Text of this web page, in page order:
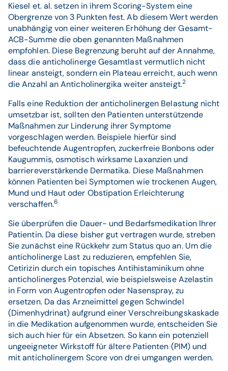
Kiesel et. al. setzen in ihrem Scoring-System eine
Obergrenze von 3 Punkten fest. Ab diesem Wert werden
unabhängig von einer weiteren Erhöhung der Gesamt-
ACB-Summe die oben genannten Maßnahmen
empfohlen. Diese Begrenzung beruht auf der Annahme,
dass die anticholinerge Gesamtlast vermutlich nicht
linear ansteigt, sondern ein Plateau erreicht, auch wenn
die Anzahl an Anticholinergika weiter ansteigt.2
Falls eine Reduktion der anticholinergen Belastung nicht
umsetzbar ist, sollten den Patienten unterstützende
Maßnahmen zur Linderung ihrer Symptome
vorgeschlagen werden. Beispiele hierfür sind
befeuchtende Augentropfen, zuckerfreie Bonbons oder
Kaugummis, osmotisch wirksame Laxanzien und
barriereverstärkende Dermatika. Diese Maßnahmen
können Patienten bei Symptomen wie trockenen Augen,
Mund und Haut oder Obstipation Erleichterung
verschaffen.6
Sie überprüfen die Dauer- und Bedarfsmedikation Ihrer
Patientin. Da diese bisher gut vertragen wurde, streben
Sie zunächst eine Rückkehr zum Status quo an. Um die
anticholinerge Last zu reduzieren, empfehlen Sie,
Cetirizin durch ein topisches Antihistaminikum ohne
anticholinerges Potenzial, wie beispielsweise Azelastin
in Form von Augentropfen oder Nasenspray, zu
ersetzen. Da das Arzneimittel gegen Schwindel
(Dimenhydrinat) aufgrund einer Verschreibungskaskade
in die Medikation aufgenommen wurde, entscheiden Sie
sich auch hier für ein Absetzen. So kann ein potenziell
ungeeigneter Wirkstoff für ältere Patienten (PIM) und
mit anticholinergem Score von drei umgangen werden.